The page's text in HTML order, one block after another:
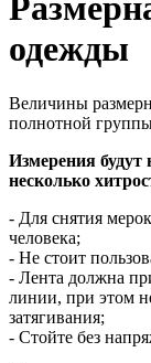
одежды
Величины
полнотной
Измерения будут
несколько
- Для снятия
человека;
- Не стоит
- Лента должна
линии, при этом
затягивания;
- Стойте без